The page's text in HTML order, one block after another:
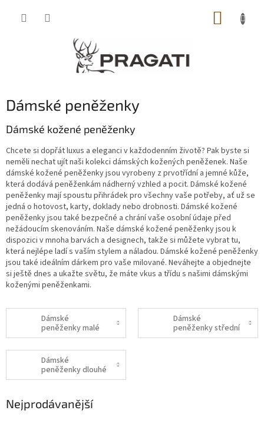
Dámské peněženky
Dámské kožené peněženky
Chcete si dopřát luxus a eleganci v každodenním životě? Pak byste si
neměli nechat ujít naši kolekci dámských kožených peněženek. Naše
dámské kožené peněženky jsou vyrobeny z prvotřídní a jemné kůže,
která dodává peněženkám nádherný vzhled a pocit. Dámské kožené
peněženky mají spoustu přihrádek pro všechny vaše potřeby, ať už se
jedná o hotovost, karty, doklady nebo drobnosti. Dámské kožené
peněženky jsou také bezpečné a chrání vaše osobní údaje před
nežádoucím skenováním. Naše dámské kožené peněženky jsou k
dispozici v mnoha barvách a designech, takže si můžete vybrat tu,
která nejlépe ladí s vaším stylem a náladou. Dámské kožené peněženky
jsou také ideálním dárkem pro vaše milované. Neváhejte a objednejte
si ještě dnes a ukažte světu, že máte vkus a třídu s našimi dámskými
koženými peněženkami.
Dámské
peněženky malé
Dámské
peněženky střední
Dámské
peněženky dlouhé
Nejprodávanější